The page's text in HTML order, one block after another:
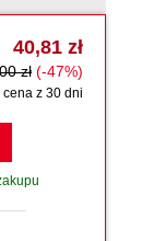
40,81 zł
zł (-47%)
cena z 30 dni